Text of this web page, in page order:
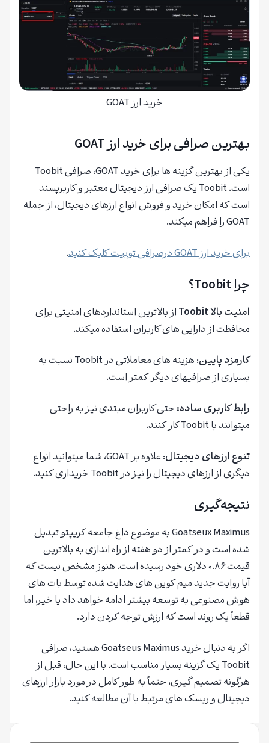
خرید ارز GOAT
بهترین صرافی برای خرید ارزGOAT
یکی از بهترین گزینه ها برای خرید GOAT، صرافی Toobit
است. Toobit یک صرافی ارز دیجیتال معتبر و کاربرپسند
است که امکان خرید و فروش انواع ارزهای دیجیتال، از جمله
GOAT را فراهم میکند.
برای خرید ارز GOAT درصرافی توبیت کلیک کنید
.
چرا ؟
امنیت بالا
از بالاترین استانداردهای امنیتی برای
محافظت از دارایی های کاربران استفاده میکند.
کارمزد پایین
: هزینه های معاملاتی در Toobit نسبت به
بسیاری از صرافیهای دیگر کمتر است.
رابط کاربری ساده:حتی کاربران مبتدی نیز به راحتی
میتوانند با Toobit کار کنند.
تنوع ارزهای دیجیتال
: علاوه بر GOAT، شما میتوانید انواع
دیگری از ارزهای دیجیتال را نیز در Toobit خریداری کنید.
نتیجه‌گیری
Goatseux Maximus به موضوع داغ جامعه کریپتو تبدیل
شده است و در کمتر از دو هفته از راه اندازی به بالاترین
قیمت ۰.۸۶ دلاری خود رسیده است. هنوز مشخص نیست که
آیا روایت جدید میم کوین های هدایت شده توسط بات های
هوش مصنوعی به توسعه بیشتر ادامه خواهد داد یا خیر، اما
قطعاً یک روند است که ارزش توجه کردن دارد.
اگر به دنبال خرید Goatseus Maximus هستید، صرافی
Toobit یک گزینه بسیار مناسب است. با این حال، قبل از
هرگونه تصمیم گیری، حتماً به طور کامل در مورد بازار ارزهای
دیجیتال و ریسک های مرتبط با آن مطالعه کنید.